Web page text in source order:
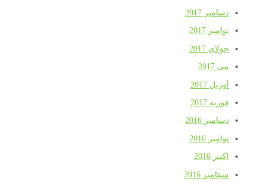
دسامبر 2017
نوامبر 2017
جولای 2017
می 2017
آوریل 2017
فوریه 2017
دسامبر 2016
نوامبر 2016
اکتبر 2016
سپتامبر 2016